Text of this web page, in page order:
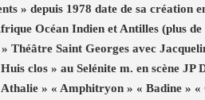
» depuis 1978 date de sa création
Océan Indien et Antilles (plus
Théâtre Saint Georges avec
clos » au Selénite m. en scène JP
» « Amphitryon » « Badine »